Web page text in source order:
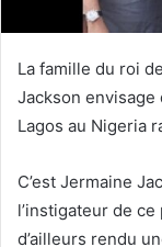
La famille du roi
Jackson envisage
Lagos au Nigeria
C’est Jermaine
l’instigateur de
d’ailleurs rendu